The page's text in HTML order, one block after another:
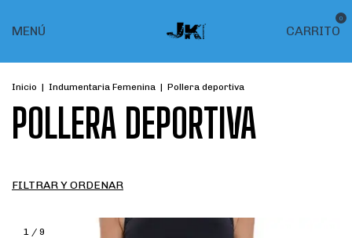
MENÚ CARRITO
0
Inicio | Indumentaria Femenina | Pollera deportiva
POLLERA DEPORTIVA
FILTRAR Y ORDENAR
1 / 9